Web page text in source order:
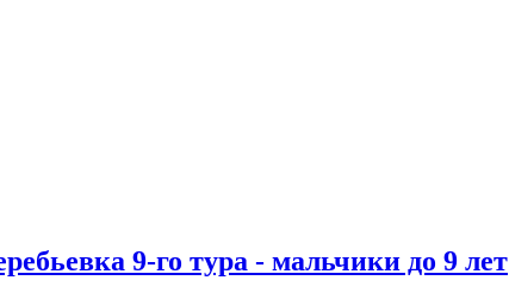
9-го тура - мальчики до 9 лет